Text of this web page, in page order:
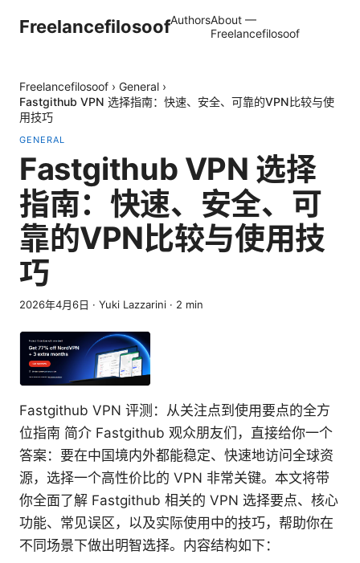
FreelancefilosoofAuthorsAbout —
Freelancefilosoof
Freelancefilosoof › General ›
Fastgithub VPN 选择指南：快速、安全、可靠的VPN比较与使
用技巧
GENERAL
Fastgithub VPN 选择
指南：快速、安全、可
靠的VPN比较与使用技
巧
2026年4月6日 · Yuki Lazzarini · 2 min
Fastgithub VPN 评测：从关注点到使用要点的全方
位指南 简介 Fastgithub 观众朋友们，直接给你一个
答案：要在中国境内外都能稳定、快速地访问全球资
源，选择一个高性价比的 VPN 非常关键。本文将带
你全面了解 Fastgithub 相关的 VPN 选择要点、核心
功能、常见误区，以及实际使用中的技巧，帮助你在
不同场景下做出明智选择。内容结构如下：